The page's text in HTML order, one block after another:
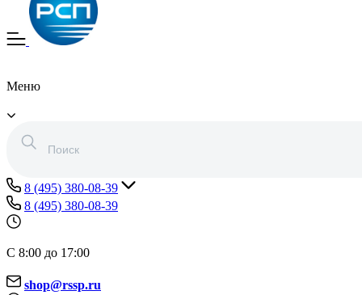
Меню
8 (495) 380-08-39
8 (495) 380-08-39
С 8:00 до 17:00
shop@rssp.ru